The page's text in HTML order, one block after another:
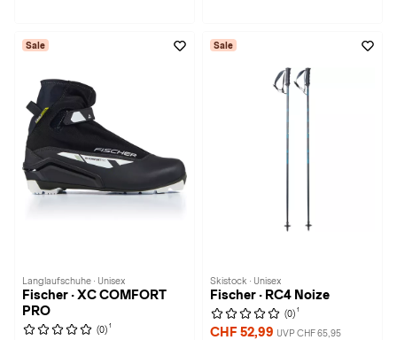
Sale
Langlaufschuhe · Unisex
Fischer · XC COMFORT
PRO
(0) 1
Sale
Skistock · Unisex
Fischer · RC4 Noize
(0) 1
CHF 52,99 UVP CHF 65,95